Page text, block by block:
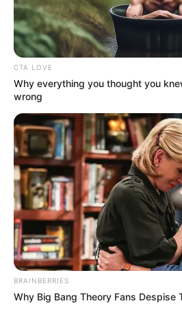
CTA LOVE
Why everything you thought you
wrong
BRAINBERRIES
Why Big Bang Theory Fans Despise